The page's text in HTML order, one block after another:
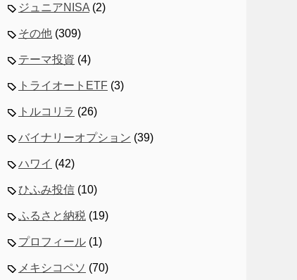
ジュニアNISA (2)
その他 (309)
テーマ投資 (4)
トライオートETF (3)
トルコリラ (26)
バイナリーオプション (39)
ハワイ (42)
ひふみ投信 (10)
ふるさと納税 (19)
プロフィール (1)
メキシコペソ (70)